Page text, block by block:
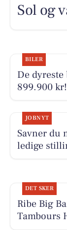
Sol og
BILER
De
899.900 kr!
JOBNYT
Savner du
ledige
DET SKER
Ribe Big
Tambours